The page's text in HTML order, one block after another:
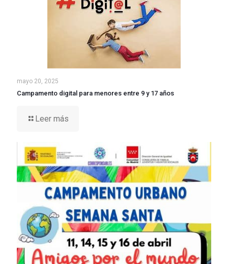
mayo 20, 2025
Campamento digital para menores entre 9 y 17 años
Leer más